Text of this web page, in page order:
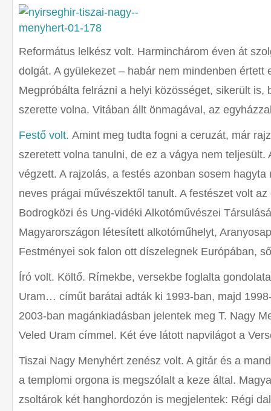
Református lelkész volt. Harminchárom éven át
dolgát. A gyülekezet – habár nem mindenben értett
Megpróbálta felrázni a helyi közösséget, sikerült is,
szerette volna. Vitában állt önmagával, az
Festő volt. Amint meg tudta fogni a ceruzát, már
szeretett volna tanulni, de ez a vágya nem teljesült.
végzett. A rajzolás, a festés azonban sosem
neves prágai művészektől tanult. A festészet volt
Bodrogközi és Ung-vidéki Alkotóművészei
Magyarországon létesített alkotóműhelyt,
Festményei sok falon ott díszelegnek Európában,
Író volt. Költő. Rímekbe, versekbe foglalta
Uram… címűt barátai adták ki 1993-ban, majd
2003-ban magánkiadásban jelentek meg T. Nagy
Veled Uram címmel. Két éve látott napvilágot a
Tiszai Nagy Menyhért zenész volt. A gitár és a
a templomi orgona is megszólalt a keze által.
zsoltárok két hanghordozón is megjelentek: Régi